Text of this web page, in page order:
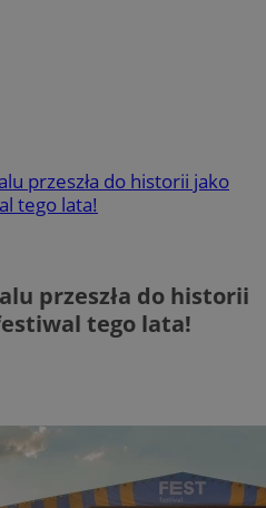
przeszła do historii jako
tego lata!
przeszła do historii
tego lata!